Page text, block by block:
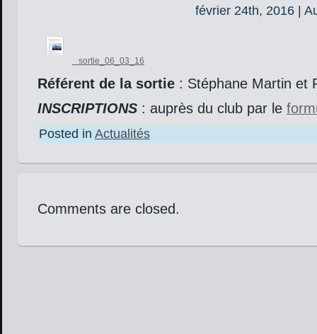
février 24th, 2016 |
sortie_06_03_16
Référent de la sortie : Stéphane Martin et
INSCRIPTIONS : auprès du club par le
Posted in Actualités
Comments are closed.